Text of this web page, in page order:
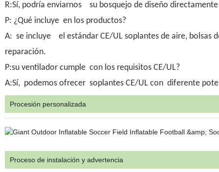
R:Sí, podría enviarnos su bosquejo de diseño
P: ¿Qué incluye en los productos?
A: se incluye el estándar CE/UL soplantes de aire, bolsas
reparación.
P:su ventilador cumple con los requisitos CE/UL?
A:Sí, podemos ofrecer soplantes CE/UL con diferente
Procesión personalizada
Proceso de instalación y advertencia